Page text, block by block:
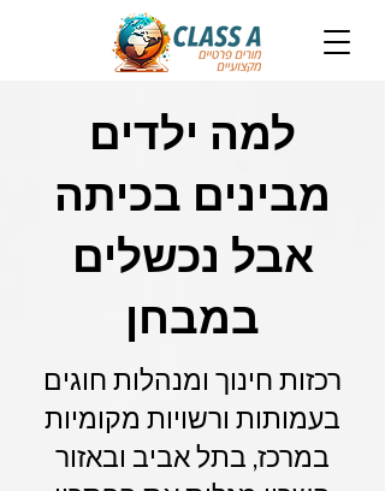
למה ילדים
מבינים בכיתה
אבל נכשלים
במבחן
רכזות חינוך ומנהלות חוגים
בעמותות ורשויות מקומיות
במרכז, בתל אביב ובאזור